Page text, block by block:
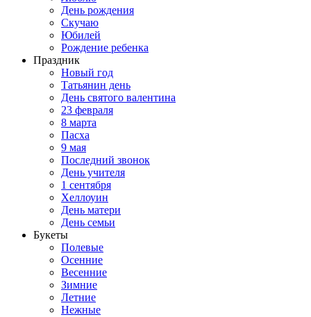
День рождения
Скучаю
Юбилей
Рождение ребенка
Праздник
Новый год
Татьянин день
День святого валентина
23 февраля
8 марта
Пасха
9 мая
Последний звонок
День учителя
1 сентября
Хеллоуин
День матери
День семьи
Букеты
Полевые
Осенние
Весенние
Зимние
Летние
Нежные